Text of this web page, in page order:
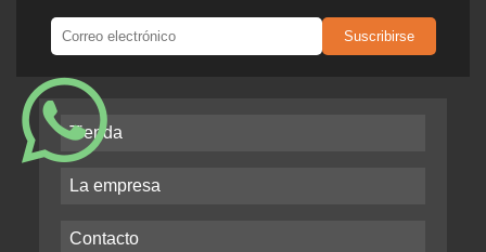
Suscribirse
Tienda
La empresa
Contacto